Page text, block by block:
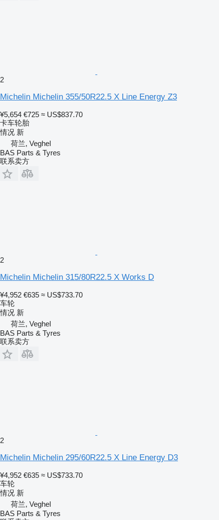
2
Michelin Michelin 355/50R22.5 X Line Energy Z3
¥5,654 €725 ≈ US$837.70
卡车轮胎
情况 新
荷兰, Veghel
BAS Parts & Tyres
联系卖方
2
Michelin Michelin 315/80R22.5 X Works D
¥4,952 €635 ≈ US$733.70
车轮
情况 新
荷兰, Veghel
BAS Parts & Tyres
联系卖方
2
Michelin Michelin 295/60R22.5 X Line Energy D3
¥4,952 €635 ≈ US$733.70
车轮
情况 新
荷兰, Veghel
BAS Parts & Tyres